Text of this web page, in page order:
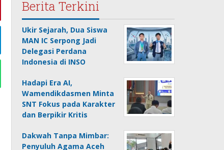
Berita Terkini
Ukir Sejarah, Dua Siswa
MAN IC Serpong Jadi
Delegasi Perdana
Indonesia di INSO
Hadapi Era AI,
Wamendikdasmen Minta
SNT Fokus pada Karakter
dan Berpikir Kritis
Dakwah Tanpa Mimbar:
Penyuluh Agama Aceh